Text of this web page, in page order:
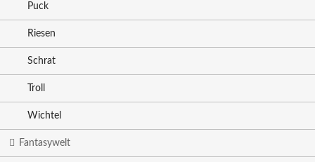
Puck
Riesen
Schrat
Troll
Wichtel
Fantasywelt